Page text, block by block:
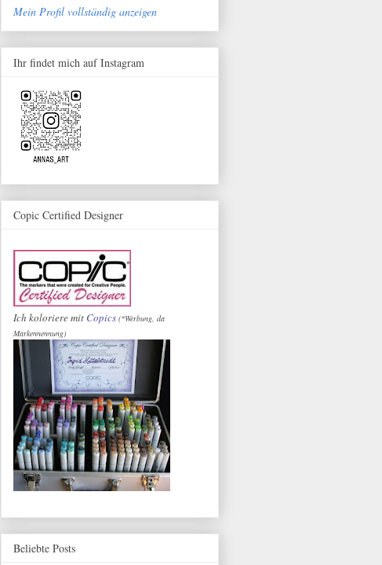
Mein Profil vollständig anzeigen
Ihr findet mich auf Instagram
Copic Certified Designer
Ich koloriere mit Copics (*Werbung, da
Markennennung)
Beliebte Posts